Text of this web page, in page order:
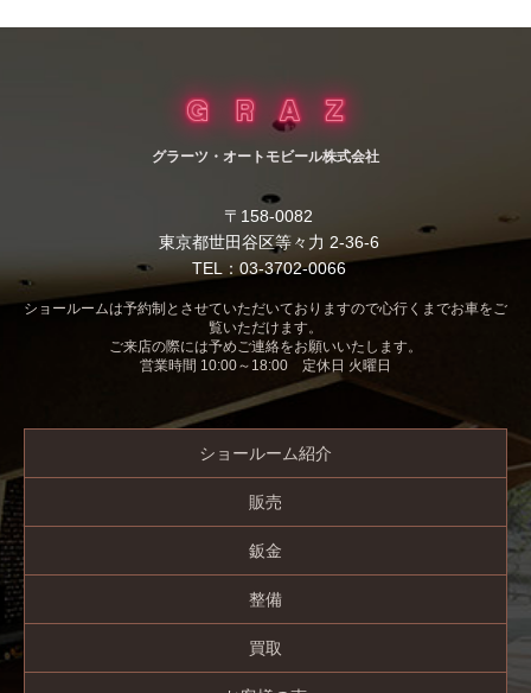
グラーツ・オートモビール株式会社
〒158-0082
東京都世田谷区等々力 2-36-6
TEL：03-3702-0066
ショールームは予約制とさせていただいておりますので心行くまでお車をご
覧いただけます。
ご来店の際には予めご連絡をお願いいたします。
営業時間 10:00～18:00 定休日 火曜日
ショールーム紹介
販売
鈑金
整備
買取